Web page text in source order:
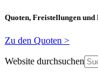
Quoten, Freistellungen
Zu den Quoten >
Website durchsuchen